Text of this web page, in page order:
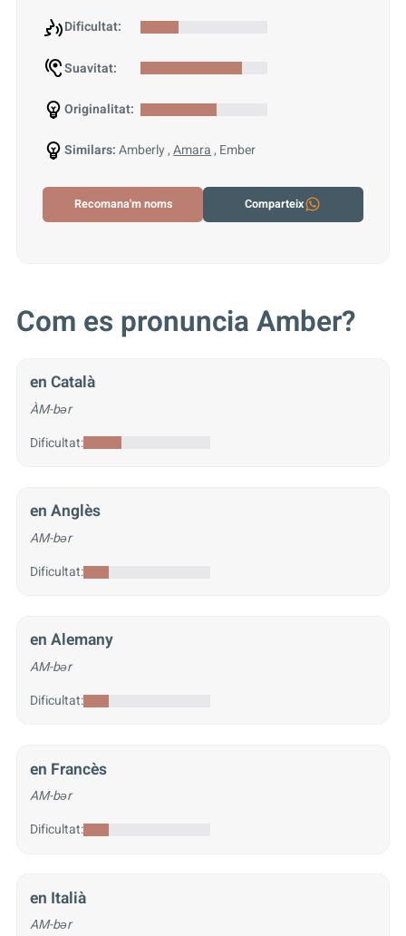
Dificultat:
Suavitat:
Originalitat:
Similars:Amberly ,Amara, Ember
Recomana'm noms Comparteix
Com es pronuncia Amber?
en Català
ÀM-bər
Dificultat:
en Anglès
AM-bər
Dificultat:
en Alemany
AM-bər
Dificultat:
en Francès
AM-bər
Dificultat:
en Italià
AM-bər